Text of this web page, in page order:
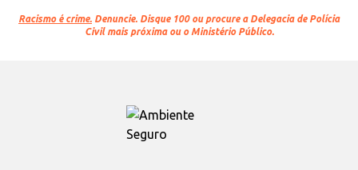
Racismo é crime. Denuncie. Disque 100 ou procure a Delegacia de Polícia
Civil mais próxima ou o Ministério Público.